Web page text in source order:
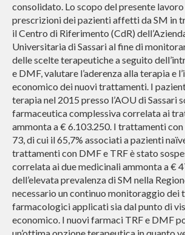
consolidato. Lo scopo del presente
prescrizioni dei pazienti affetti da SM in
il Centro di Riferimento (CdR)
Universitaria di Sassari al fine di
delle scelte terapeutiche a seguito
e DMF, valutare l’aderenza alla terapia e
economico dei nuovi trattamenti. I
terapia nel 2015 presso l’AOU di Sassari
farmaceutica complessiva correlata ai
ammonta a € 6.103.250. I trattamenti
73, di cui il 65,7% associati a pazienti
trattamenti con DMF e TRF è stato
correlata ai due medicinali ammonta a €
dell’elevata prevalenza di SM nella
necessario un continuo monitoraggio dei
farmacologici applicati sia dal punto di
economico. I nuovi farmaci TRF e DMF